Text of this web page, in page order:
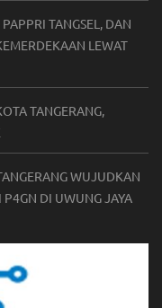
TANGSEL, DAN
LEWAT
TANGERANG,
WUJUDKAN
P4GN DI UWUNG JAYA